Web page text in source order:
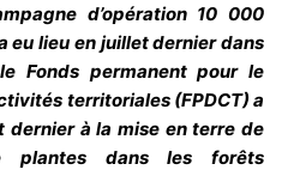
d’opération 10 000
eu lieu en juillet dernier dans
Fonds permanent pour le
territoriales (FPDCT) a
dernier à la mise en terre de
plantes dans les forêts